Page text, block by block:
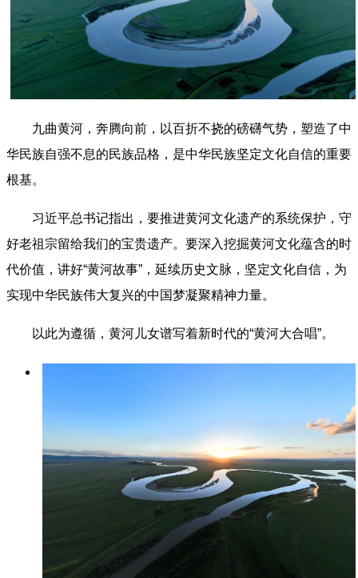
九曲黄河，奔腾向前，以百折不挠的磅礴气势，塑造了中
华民族自强不息的民族品格，是中华民族坚定文化自信的重要
根基。
习近平总书记指出，要推进黄河文化遗产的系统保护，守
好老祖宗留给我们的宝贵遗产。要深入挖掘黄河文化蕴含的时
代价值，讲好“黄河故事”，延续历史文脉，坚定文化自信，为
实现中华民族伟大复兴的中国梦凝聚精神力量。
以此为遵循，黄河儿女谱写着新时代的“黄河大合唱”。